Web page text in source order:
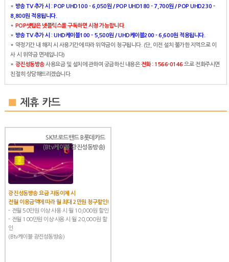
* 방송 TV 추가 시 : POP UHD100 - 6,050원 / POP UHD180 - 7,700원 / POP UHD230 -
8,800원 적용됩니다.
* POP셋탑은 넷플릭스를 구독하면 시청 가능합니다.
* 방송 TV 추가 시 : UHD케이블100 - 5,500원 / UHD케이블200 - 6,600원 적용됩니다.
* 약정기간 내 해지 시 사용기간에 따라 위약금이 청구됩니다. (단, 이전 설치 불가한 지역으로 이
사 시 위약금 면제입니다)
* 광진성동방송사용요금 및 설치에 관하여 궁금하신 내용은전화 : 1566-0146 으로 전화주시면
친절히 상담해드리겠습니다.
■제휴 카드
SK브로드밴드 B롯데카드
(Btv케이블 광진성동방송)
광진성동방송 요금 자동이체 시
전월 이용금액에 따라 월 최대 2만원 청구할인!
- 전월 50만원 이상 사용 시 월 10,000원 할인
- 전월 100만원 이상 사용 시 월 20,000원 할
인
(Btv케이블 광진성동방송)